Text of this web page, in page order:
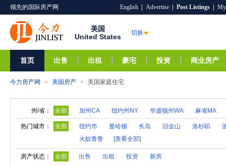
领先的国际房产网 English Advertise Post Listings
美国
United States
切换
首页 出售 出租 豪宅 投资 商业房产
今力房产网 > 美国房产 > 美国家庭住宅
州/省： 全部 加州CA 纽约州NY 华盛顿州WA 麻省MA
阿拉巴马AL 夏威夷HI 爱达荷ID 阿拉斯加AK
亚利桑那AZ 阿肯色AR
内华达NV 新汉普郡NH
热门城市： 全部 纽约市 曼哈顿 长岛 旧金山 洛杉矶
火奴鲁鲁
[查看全部]
房产状态： 全部 出售 出租 投资 新房